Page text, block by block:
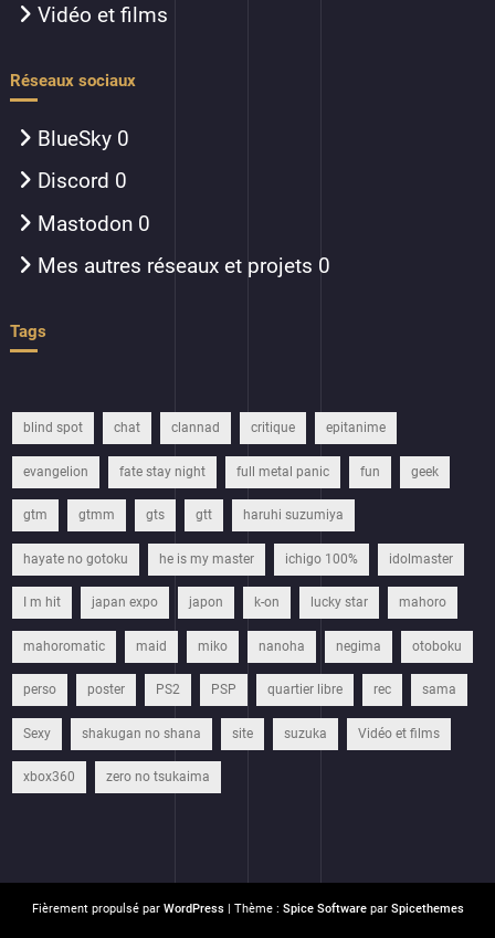
Vidéo et films
Réseaux sociaux
BlueSky 0
Discord 0
Mastodon 0
Mes autres réseaux et projets 0
Tags
blind spot chat clannad critique epitanime
evangelion fate stay night full metal panic fun geek
gtm gtmm gts gtt haruhi suzumiya
hayate no gotoku he is my master ichigo 100% idolmaster
I m hit japan expo japon k-on lucky star mahoro
mahoromatic maid miko nanoha negima otoboku
perso poster PS2 PSP quartier libre rec sama
Sexy shakugan no shana site suzuka Vidéo et films
xbox360 zero no tsukaima
Fièrement propulsé par WordPress| Thème : Spice Softwarepar Spicethemes